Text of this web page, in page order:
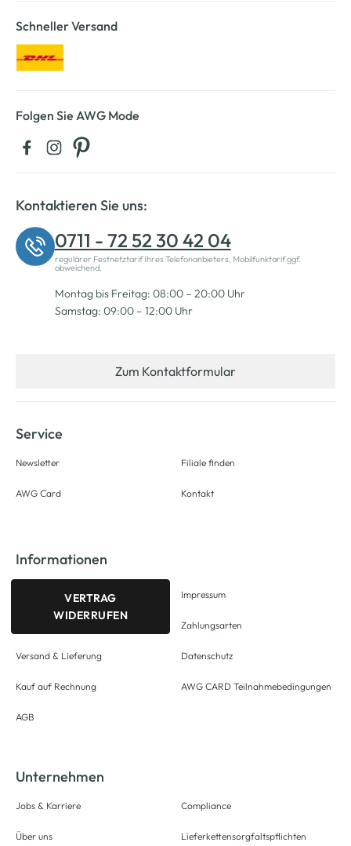
Schneller Versand
Folgen Sie AWG Mode
Kontaktieren Sie uns:
0711 - 72 52 30 42 04
regulärer Festnetztarif Ihres Telefonanbieters, Mobilfunktarif ggf.
abweichend.
Montag bis Freitag: 08:00 – 20:00 Uhr
Samstag: 09:00 – 12:00 Uhr
Zum Kontaktformular
Service
Newsletter
AWG Card
Filiale finden
Kontakt
Informationen
VERTRAG
WIDERRUFEN
Versand & Lieferung
Kauf auf Rechnung
AGB
Impressum
Zahlungsarten
Datenschutz
AWG CARD Teilnahmebedingungen
Unternehmen
Jobs & Karriere
Über uns
Compliance
Lieferkettensorgfaltspflichten